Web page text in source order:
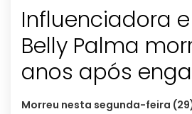
Influenciadora
Belly Palma
anos após
Morreu nesta segunda-feira